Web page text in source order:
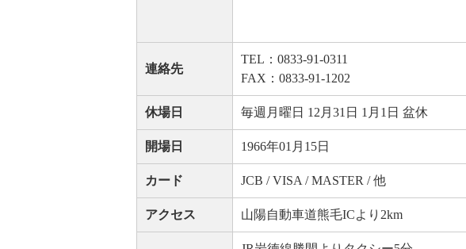
連絡先
TEL：0833-91-0311
FAX：0833-91-1202
休場日 毎週月曜日 12月31日 1月1日 盆休
開場日 1966年01月15日
カード JCB / VISA / MASTER / 他
アクセス 山陽自動車道熊毛ICより2km